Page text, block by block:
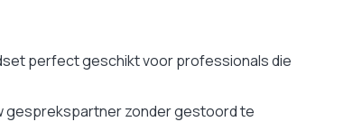
perfect geschikt voor professionals die
gesprekspartner zonder gestoord te